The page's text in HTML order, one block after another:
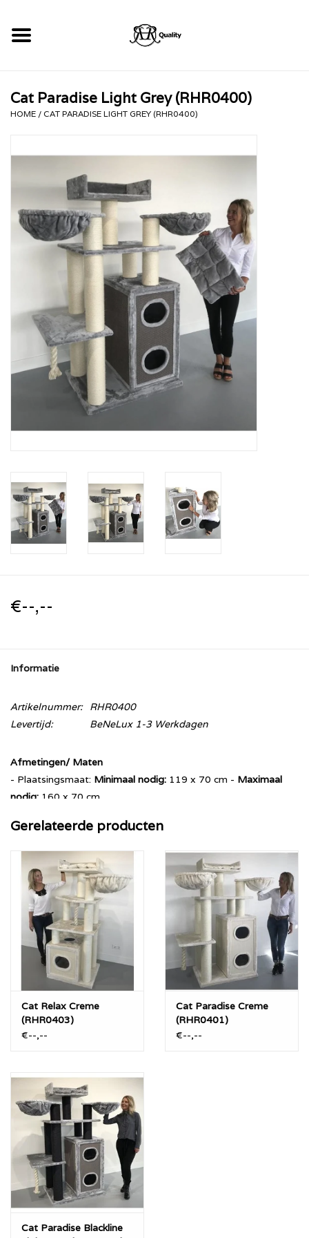
RHRQuality Krabpalen
Cat Paradise Light Grey (RHR0400)
HOME / CAT PARADISE LIGHT GREY (RHR0400)
€--,--
Informatie
Artikelnummer:
RHR0400
Levertijd:
BeNeLux 1-3 Werkdagen
Afmetingen/ Maten
- Plaatsingsmaat: Minimaal nodig: 119 x 70 cm - Maximaal
nodig: 160 x 70 cm
- Hoogte: 184 cm
- Gewicht: 80 kg+
- Sisalpalen: 15 cm diameter met sisal verlijmd aan de palen.
Beschikbare kleurpatronen:
Creme (Creme Sisal)
Licht Grijs (Creme Sisal)
“Blackline” Licht Grijs (Zwart Sisal)
Gerelateerde producten
Cat Relax Creme
(RHR0403)
€--,--
Cat Paradise Creme
(RHR0401)
€--,--
Cat Paradise Blackline